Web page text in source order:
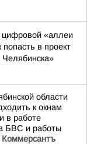
«аллеи
попасть в проект
области
к окнам
в работе
БВС и работы
Коммерсантъ